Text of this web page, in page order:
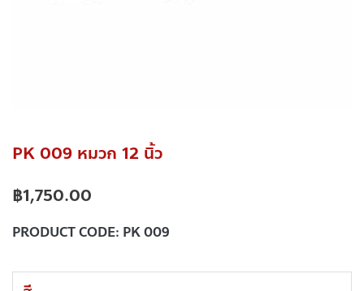
PK 009 หมวก 12 นิ้ว
฿1,750.00
PRODUCT CODE: PK 009